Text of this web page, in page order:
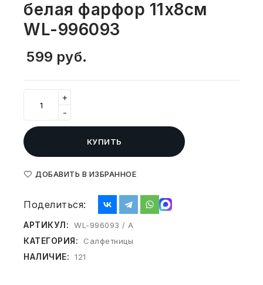
ХОЗТОВАРЫ И ХИМИЯ
ПОДАРКИ И СУВЕНИРЫ
ШКОЛА И ТВОРЧЕСТВО
МЕБЕЛЬ
МЕДИЦИНСКИЕ ТОВАРЫ
СРЕДСТВА ИНДИВИД. ЗАЩИТЫ
(СИЗ)
РАЗВИВАЮЩЕЕ ОБОРУДОВАНИЕ
СВОБОДНЫЙ ОСТАТОК ТОВАРА
белая фарфор 11х8см
WL-996093
599 руб.
+
-
КУПИТЬ
ДОБАВИТЬ В ИЗБРАННОЕ
Поделиться:
АРТИКУЛ: WL-996093 / A
КАТЕГОРИЯ: Салфетницы
НАЛИЧИЕ: 121